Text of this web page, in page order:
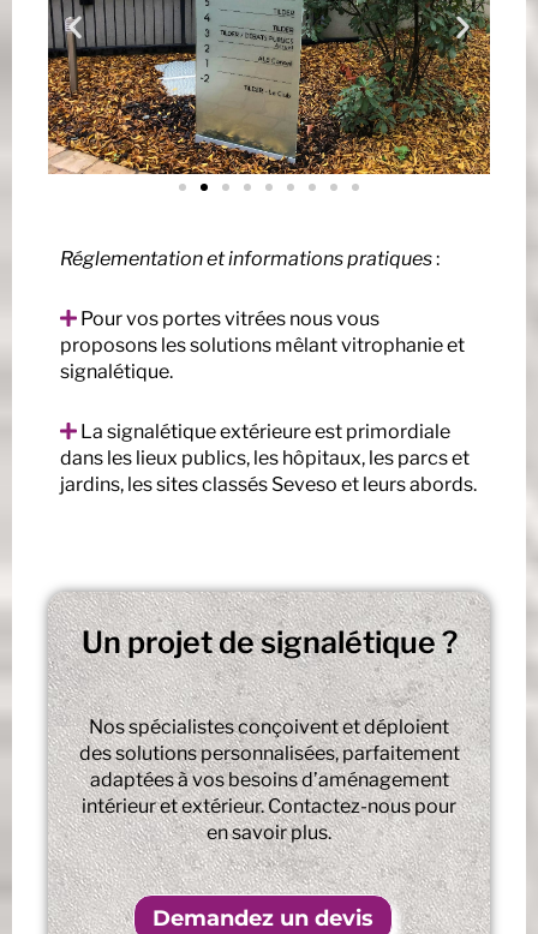
Réglementation et informations pratiques:
Pour vos portes vitrées nous vous
proposons les solutions mêlant vitrophanie et
signalétique.
La signalétique extérieure est primordiale
dans les lieux publics, les hôpitaux, les parcs et
jardins, les sites classés Seveso et leurs abords.
Un projet de signalétique ?
Nos spécialistes conçoivent et déploient
des solutions personnalisées, parfaitement
adaptées à vos besoins d’aménagement
intérieur et extérieur. Contactez-nous pour
en savoir plus.
Demandez un devis